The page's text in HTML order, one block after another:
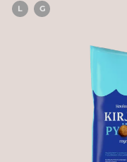
L G